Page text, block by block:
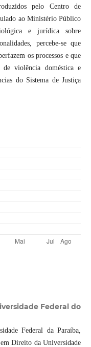
pelo Centro de
ao Ministério Público
e jurídica sobre
percebe-se que
os processos e que
violência doméstica e
do Sistema de Justiça
Federal do
Federal da Paraíba,
Direito da Universidade